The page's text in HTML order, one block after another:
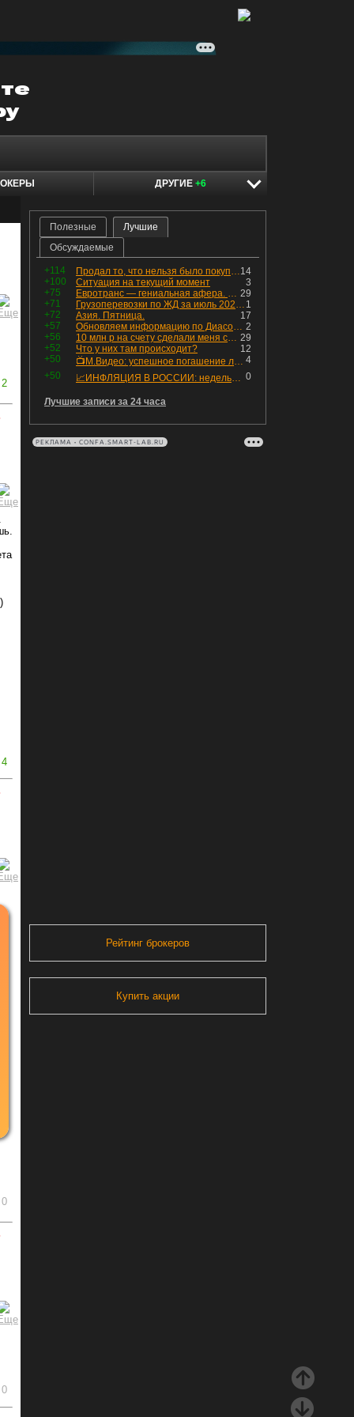
ДРУГИЕ +6
2
4
0
0
Полезные
Лучшие
Обсуждаемые
+114 14
Продал то, что нельзя было покупать. Изменения в портфеле
+100
3
Ситуация на текущий момент
+75
29
Евротранс — гениальная афера. Собрал с инвесторов денег, выплатил дивидендов больше текущей капитализации и ушёл в дефолт
+71
1
Грузоперевозки по ЖД за июль 2026 г. — четвёртый месяц подряд роста, чёрные металлы на уровне прошлого года, а каменный уголь в плюсе.
+72
17
Азия. Пятница.
+57
2
Обновляем информацию по Диасофту: дивиденды и выкуп
+56
29
10 млн р на счету сделали меня счастливым? Ожидание vs Реальность!
+52
12
Что у них там происходит?
+50
4
📺М.Видео: успешное погашение любимого флоатера
+50
0
📈ИНФЛЯЦИЯ В РОССИИ: недельная дефляция, но в годовом выражении рост 😢
Лучшие записи за 24 часа
РЕКЛАМА • CONFA.SMART-LAB.RU
Рейтинг брокеров
Купить акции